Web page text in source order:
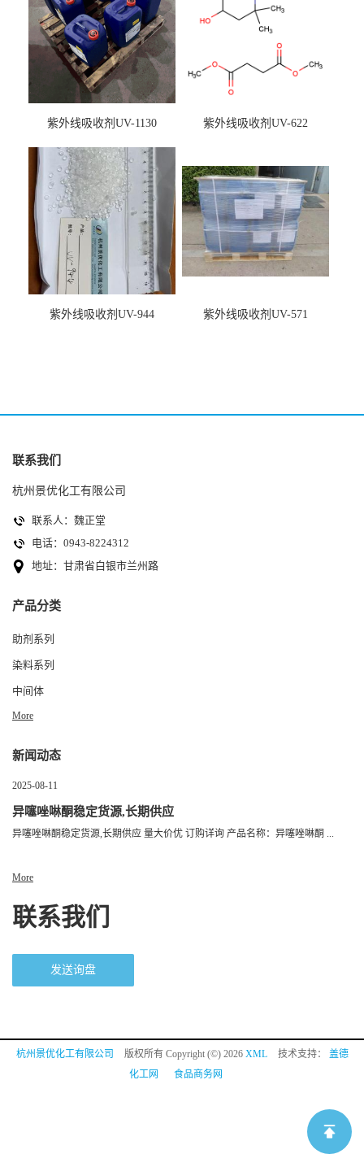
紫外线吸收剂UV-1130 紫外线吸收剂UV-622
紫外线吸收剂UV-944 紫外线吸收剂UV-571
联系我们
杭州景优化工有限公司
联系人：魏正堂
电话：0943-8224312
地址：甘肃省白银市兰州路
产品分类
助剂系列
染料系列
中间体
More
新闻动态
2025-08-11
异噻唑啉酮稳定货源,长期供应
异噻唑啉酮稳定货源,长期供应 量大价优 订购详询 产品名称：异噻唑啉酮 ...
More
联系我们
发送询盘
杭州景优化工有限公司 版权所有 Copyright (©) 2026 XML 技术支持： 盖德
化工网
食品商务网